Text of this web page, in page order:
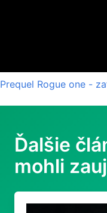
Prequel Rogue one -
Ďalšie
mohli